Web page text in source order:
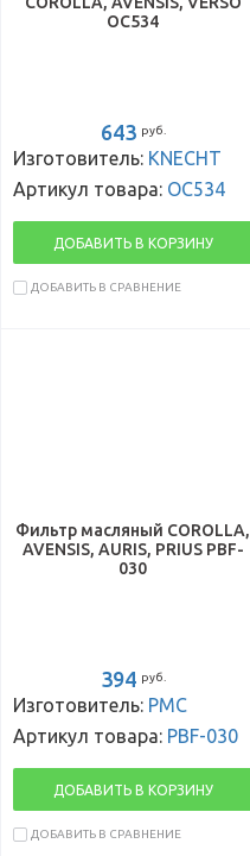
OC534
643 руб.
Изготовитель: KNECHT
Артикул товара: OC534
ДОБАВИТЬ В КОРЗИНУ
ДОБАВИТЬ В СРАВНЕНИЕ
Фильтр масляный COROLLA,
AVENSIS, AURIS, PRIUS PBF-
030
394 руб.
Изготовитель: PMC
Артикул товара: PBF-030
ДОБАВИТЬ В КОРЗИНУ
ДОБАВИТЬ В СРАВНЕНИЕ